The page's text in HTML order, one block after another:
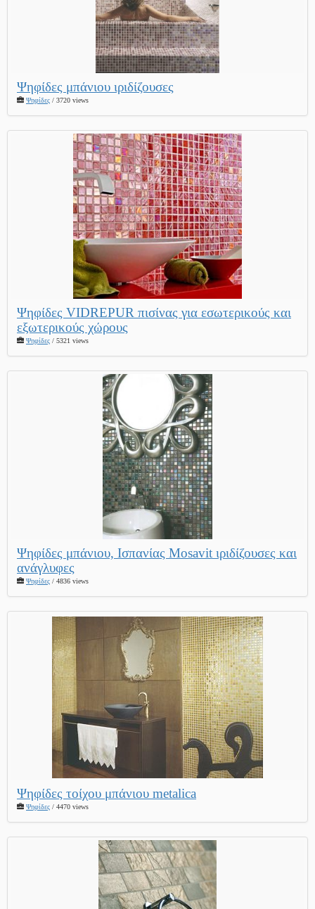
Ψηφίδες μπάνιου ιριδίζουσες
Ψηφίδες / 3720 views
Ψηφίδες VIDREPUR πισίνας για εσωτερικούς και
εξωτερικούς χώρους
Ψηφίδες / 5321 views
Ψηφίδες μπάνιου, Ισπανίας Mosavit ιριδίζουσες και
ανάγλυφες
Ψηφίδες / 4836 views
Ψηφίδες τοίχου μπάνιου metalica
Ψηφίδες / 4470 views